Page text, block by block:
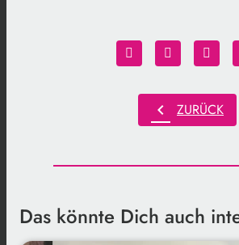
chevron_left ZURÜCK
Das könnte Dich auch